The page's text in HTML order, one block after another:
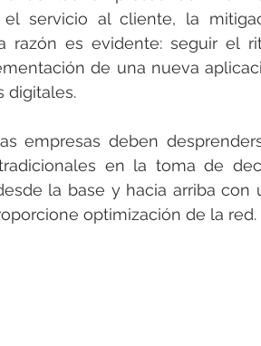
el servicio al cliente, la
razón es evidente: seguir el
de una nueva
digitales.
empresas deben
en la toma de
la base y hacia arriba con
optimización de la red.